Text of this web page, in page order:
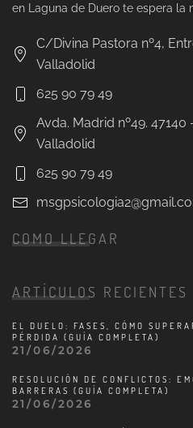
en Laguna de Duero te espera la
C/Divina Pastora nº4,
Valladolid
625 90 79 49
Avda. Madrid nº49.
Valladolid
625 90 79 49
COMO LLEGAR
ARTÍCULOS RECIENTES
EL DUELO: FASES, CÓMO
PÉRDIDA (GUÍA COMPLETA)
21/06/2026
RESOLUCIÓN DE CONFLICTOS:
BARRERAS (GUÍA COMPLETA)
21/06/2026